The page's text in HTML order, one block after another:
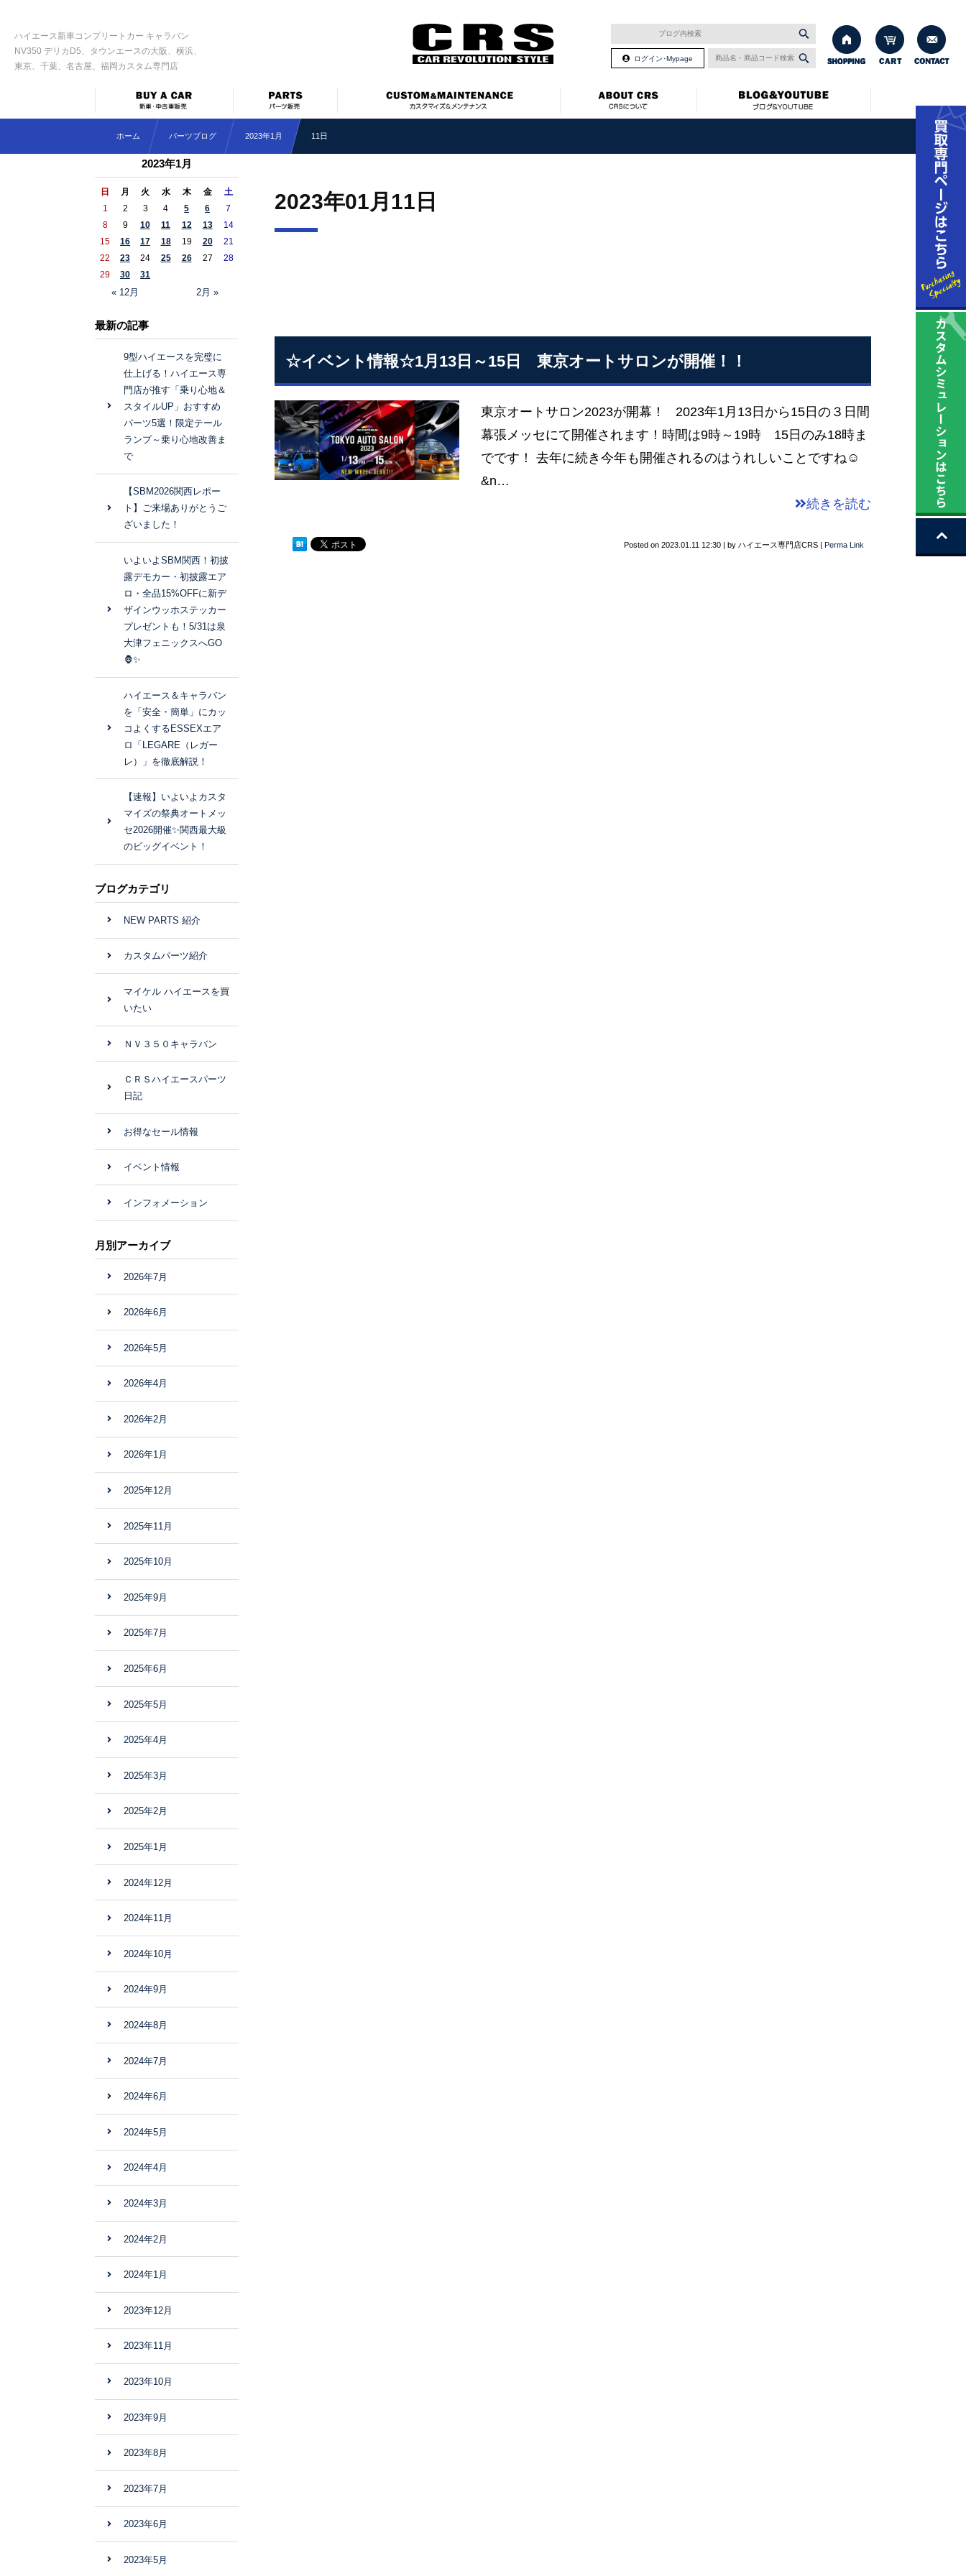
ハイエース新車コンプリートカー キャラバン
NV350 デリカD5、タウンエースの大阪、横浜、
東京、千葉、名古屋、福岡カスタム専門店
ログイン･Mypage
ホーム パーツブログ 2023年1月 11日
2023年01月11日
☆イベント情報☆1月13日～15日 東京オートサロンが開催！！
東京オートサロン2023が開幕！ 2023年1月13日から15日の３日間
幕張メッセにて開催されます！時間は9時～19時 15日のみ18時ま
でです！ 去年に続き今年も開催されるのはうれしいことですね☺
&n…
続きを読む
Posted on 2023.01.11 12:30 | by ハイエース専門店CRS | Perma Link
2023年1月
日 月 火 水 木 金 土
« 12月 2月 »
1 2 3 4 5 6
7
8
9 10 11 12 13
14
15
16 17 18 19 20
21
22
23 24 25 26 27
28
29
30 31
最新の記事
9型ハイエースを完璧に
仕上げる！ハイエース専
門店が推す「乗り心地＆
スタイルUP」おすすめ
パーツ5選！限定テール
ランプ～乗り心地改善ま
で
【SBM2026関西レポー
ト】ご来場ありがとうご
ざいました！
いよいよSBM関西！初披
露デモカー・初披露エア
ロ・全品15%OFFに新デ
ザインウッホステッカー
プレゼントも！5/31は泉
大津フェニックスへGO
🦍✨
ハイエース＆キャラバン
を「安全・簡単」にカッ
コよくするESSEXエア
ロ「LEGARE（レガー
レ）」を徹底解説！
【速報】いよいよカスタ
マイズの祭典オートメッ
セ2026開催✨関西最大級
のビッグイベント！
ブログカテゴリ
NEW PARTS 紹介
カスタムパーツ紹介
マイケル ハイエースを買
いたい
ＮＶ３５０キャラバン
ＣＲＳハイエースパーツ
日記
お得なセール情報
イベント情報
インフォメーション
月別アーカイブ
2026年7月
2026年6月
2026年5月
2026年4月
2026年2月
2026年1月
2025年12月
2025年11月
2025年10月
2025年9月
2025年7月
2025年6月
2025年5月
2025年4月
2025年3月
2025年2月
2025年1月
2024年12月
2024年11月
2024年10月
2024年9月
2024年8月
2024年7月
2024年6月
2024年5月
2024年4月
2024年3月
2024年2月
2024年1月
2023年12月
2023年11月
2023年10月
2023年9月
2023年8月
2023年7月
2023年6月
2023年5月